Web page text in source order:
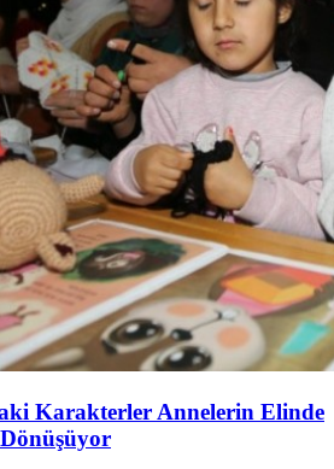
Karakterler Annelerin Elinde